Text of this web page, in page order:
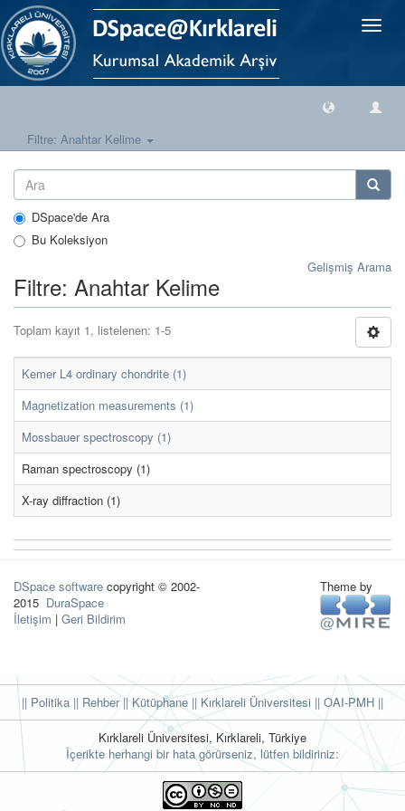
Geçiş
Filtre: Anahtar Kelime
DSpace'de Ara
Bu Koleksiyon
Gelişmiş Arama
Filtre: Anahtar Kelime
Toplam kayıt 1, listelenen: 1-5
Kemer L4 ordinary chondrite (1)
Magnetization measurements (1)
Mossbauer spectroscopy (1)
Raman spectroscopy (1)
X-ray diffraction (1)
DSpace software copyright © 2002-
2015 DuraSpace
İletişim | Geri Bildirim
Theme by
|| Politika || Rehber|| Kütüphane || Kırklareli Üniversitesi || OAI-PMH ||
Kırklareli Üniversitesi, Kırklareli, Türkiye
İçerikte herhangi bir hata görürseniz, lütfen bildiriniz: